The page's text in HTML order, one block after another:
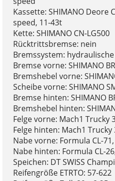
Kassette: SHIMANO Deore
speed, 11-43t
Kette: SHIMANO CN-LG500
Rücktrittsbremse: nein
Bremssystem:
Bremse vorne: SHIMANO
Bremshebel vorne:
Scheibe vorne: SHIMANO
Bremse hinten: SHIMANO
Bremshebel hinten:
Felge vorne: Mach1 Trucky
Felge hinten: Mach1 Trucky
Nabe vorne: Formula CL-
Nabe hinten: Formula CL-
Speichen: DT SWISS
Reifengröße ETRTO: 57-622